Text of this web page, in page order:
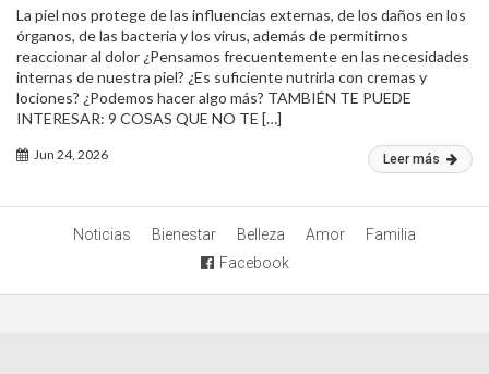
La piel nos protege de las influencias externas, de los daños en los
órganos, de las bacteria y los virus, además de permitirnos
reaccionar al dolor ¿Pensamos frecuentemente en las necesidades
internas de nuestra piel? ¿Es suficiente nutrirla con cremas y
lociones? ¿Podemos hacer algo más? TAMBIÉN TE PUEDE
INTERESAR: 9 COSAS QUE NO TE […]
Jun 24, 2026 Leer más
Noticias Bienestar Belleza Amor
Familia
Facebook